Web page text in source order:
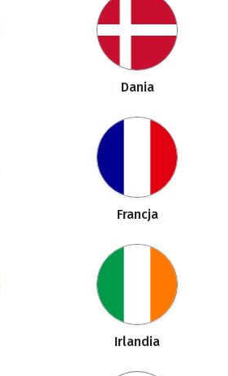
Dania
Francja
Irlandia